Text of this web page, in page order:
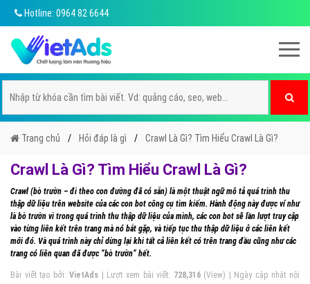
Hotline: 0964 82 6644
Trang chủ Hỏi đáp là gì Crawl Là Gì? Tìm Hiểu Crawl Là Gì?
Crawl Là Gì? Tìm Hiểu Crawl Là Gì?
Crawl (bò trườn – đi theo con đường đã có sẵn) là một thuật ngữ mô tả quá trình thu
thập dữ liệu trên website của các con bot công cụ tìm kiếm. Hành động này được ví như
là bò trườn vì trong quá trình thu thập dữ liệu của mình, các con bot sẽ lần lượt truy cập
vào từng liên kết trên trang mà nó bắt gặp, và tiếp tục thu thập dữ liệu ở các liên kết
mới đó. Và quá trình này chỉ dừng lại khi tất cả liên kết có trên trang đầu cũng như các
trang có liên quan đã được “bò trườn” hết.
Bài viết tạo bởi:VietAds | Lượt xem bài viết: 728,316(View) | Ngày cập nhật nội